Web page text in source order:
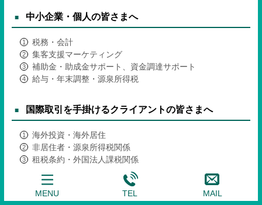
中小企業・個人の皆さまへ
税務・会計
集客支援マーケティング
補助金・助成金サポート、資金調達サポート
給与・年末調整・源泉所得税
国際取引を手掛けるクライアントの皆さまへ
海外投資・海外居住
非居住者・源泉所得税関係
租税条約・外国法人課税関係
MENU TEL MAIL